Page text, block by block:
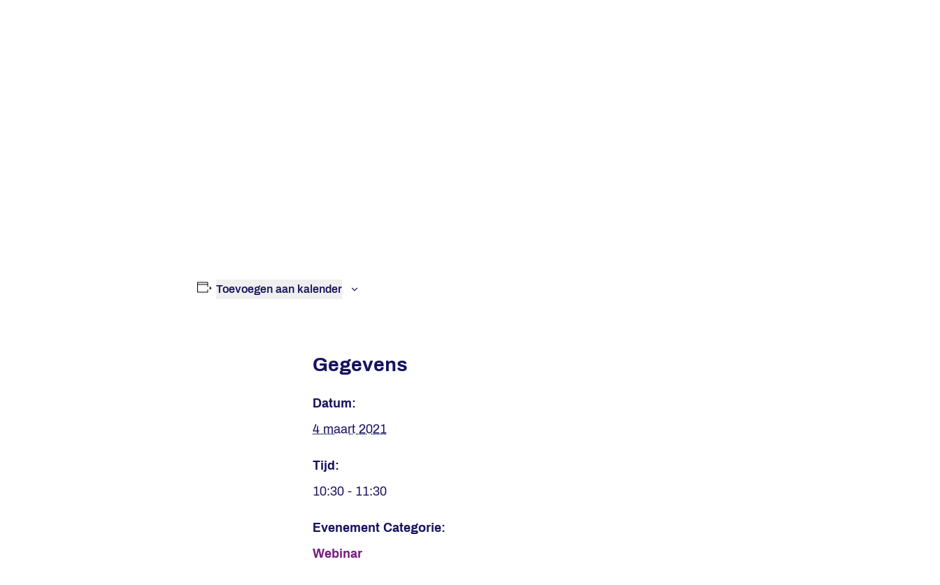
Toevoegen aan kalender
Gegevens
Datum:
4 maart 2021
Tijd:
10:30 - 11:30
Evenement Categorie:
Webinar